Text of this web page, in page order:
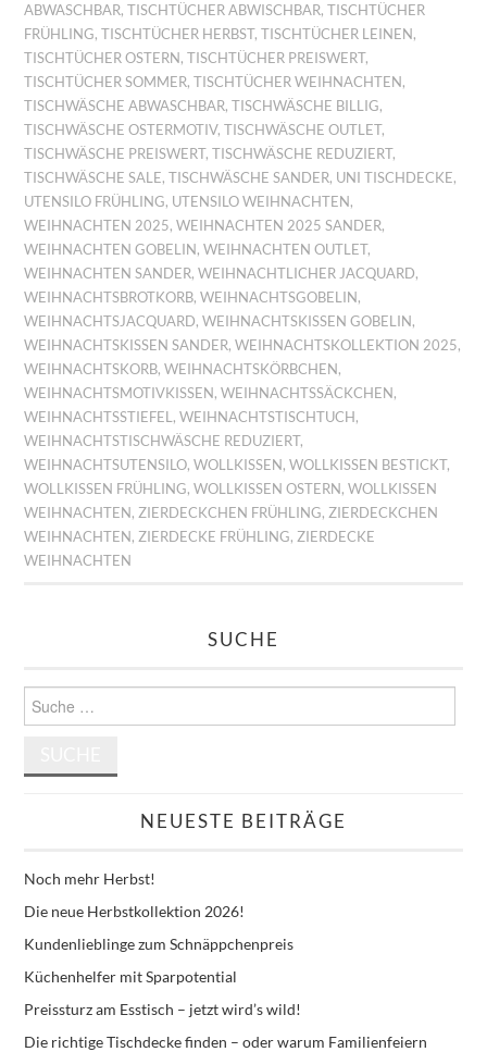
ABWASCHBAR,TISCHTÜCHER ABWISCHBAR,TISCHTÜCHER
FRÜHLING,TISCHTÜCHER HERBST,TISCHTÜCHER LEINEN,
TISCHTÜCHER OSTERN,TISCHTÜCHER PREISWERT,
TISCHTÜCHER SOMMER,TISCHTÜCHER WEIHNACHTEN,
TISCHWÄSCHE ABWASCHBAR,TISCHWÄSCHE BILLIG,
TISCHWÄSCHE OSTERMOTIV,TISCHWÄSCHE OUTLET,
TISCHWÄSCHE PREISWERT,TISCHWÄSCHE REDUZIERT,
TISCHWÄSCHE SALE,TISCHWÄSCHE SANDER, UNI TISCHDECKE,
UTENSILO FRÜHLING, UTENSILO WEIHNACHTEN,
WEIHNACHTEN 2025,WEIHNACHTEN 2025 SANDER,
WEIHNACHTEN GOBELIN,WEIHNACHTEN OUTLET,
WEIHNACHTEN SANDER,WEIHNACHTLICHER JACQUARD,
WEIHNACHTSBROTKORB,WEIHNACHTSGOBELIN,
WEIHNACHTSJACQUARD,WEIHNACHTSKISSEN GOBELIN,
WEIHNACHTSKISSEN SANDER,WEIHNACHTSKOLLEKTION 2025,
WEIHNACHTSKORB,WEIHNACHTSKÖRBCHEN,
WEIHNACHTSMOTIVKISSEN,WEIHNACHTSSÄCKCHEN,
WEIHNACHTSSTIEFEL ,WEIHNACHTSTISCHTUCH,
WEIHNACHTSTISCHWÄSCHE REDUZIERT,
WEIHNACHTSUTENSILO,WOLLKISSEN,WOLLKISSEN BESTICKT,
WOLLKISSEN FRÜHLING,WOLLKISSEN OSTERN,WOLLKISSEN
WEIHNACHTEN, ZIERDECKCHEN FRÜHLING, ZIERDECKCHEN
WEIHNACHTEN, ZIERDECKE FRÜHLING, ZIERDECKE
WEIHNACHTEN
SUCHE
nach:
NEUESTE BEITRÄGE
Noch mehr Herbst!
Die neue Herbstkollektion 2026!
Kundenlieblinge zum Schnäppchenpreis
Küchenhelfer mit Sparpotential
Preissturz am Esstisch – jetzt wird’s wild!
Die richtige Tischdecke finden – oder warum Familienfeiern